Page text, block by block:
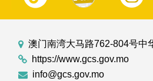
澳门南湾大马路762-804号中
https://www.gcs.gov.mo
info@gcs.gov.mo